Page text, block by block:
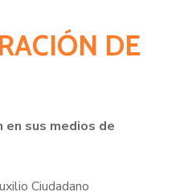
DE
en sus medios de
Ciudadano